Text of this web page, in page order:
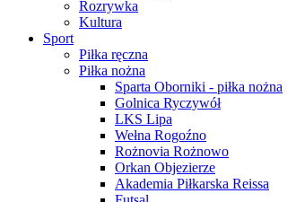
Rozrywka
Kultura
Sport
Piłka ręczna
Piłka nożna
Sparta Oborniki - piłka nożna
Golnica Ryczywół
LKS Lipa
Wełna Rogoźno
Rożnovia Rożnowo
Orkan Objezierze
Akademia Piłkarska Reissa